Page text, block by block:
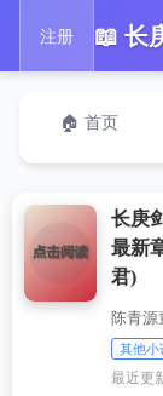
注册
🏠 首页
长庚
最新
君)
陈青源
其他小
最近更